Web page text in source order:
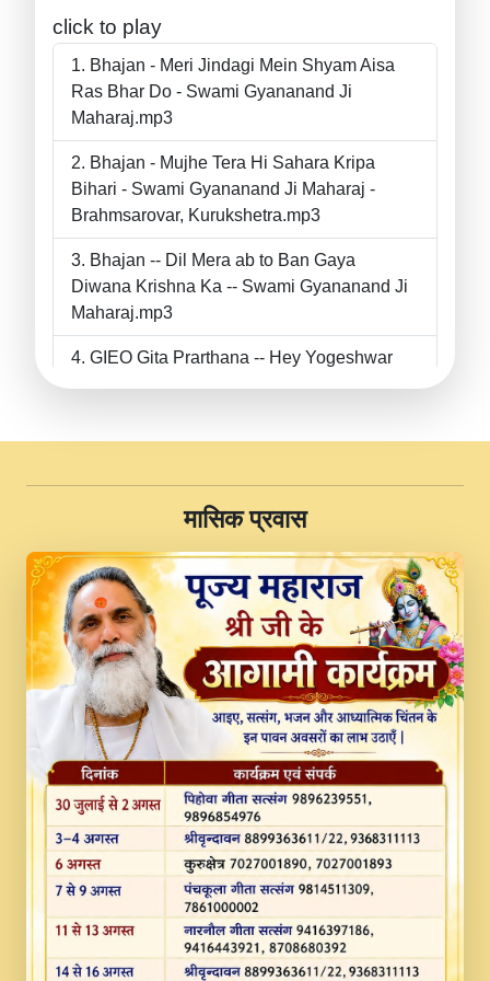
click to play
Bhajan - Meri Jindagi Mein Shyam Aisa
Ras Bhar Do - Swami Gyananand Ji
Maharaj.mp3
Bhajan - Mujhe Tera Hi Sahara Kripa
Bihari - Swami Gyananand Ji Maharaj -
Brahmsarovar, Kurukshetra.mp3
Bhajan -- Dil Mera ab to Ban Gaya
Diwana Krishna Ka -- Swami Gyananand Ji
Maharaj.mp3
GIEO Gita Prarthana -- Hey Yogeshwar
II Swami Gyananand Ji Maharaj.mp3
JINU SATGURU AAP BULAVE by Rasik
Pawan ji 20-11-19 Sankirtan At VEER JI
PRABHU KUTEER CHANNEL.mp3
Kina Sohna Tera Bhawan Sajaya Mata
Vaishno Devi Aarti Mata Rani Bhajan By
Lakhwinder Wadali Ji.mp3
MERE MANN VICH KANTH KALER
NEW PUNAJBI DEVOTIONAL SONG 2017
FULL VIDEO HD.mp3
Na To Roop Hai Bindu Ji Maharaj Pad - A
Divine Bhajan by Shri Indresh Ji
#BhaktiPath.mp3
Radha Rani Ki Kirpa Best Devotional
Song By Chitra Vichitra.mp3
​मासिक प्रवास